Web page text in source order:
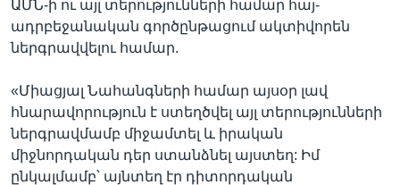
ԱՄՆ-ի ու այլ տերությունների համար հայ-
ադրբեջանական գործընթացում ակտիվորեն
ներգրավվելու համար.
«Միացյալ Նահանգների համար այսօր լավ
հնարավորություն է ստեղծվել այլ տերությունների
ներգրավմամբ միջամտել և իրական
միջնորդական դեր ստանձնել այստեղ: Իմ
ընկալմամբ՝ այնտեղ էր դիտորդական